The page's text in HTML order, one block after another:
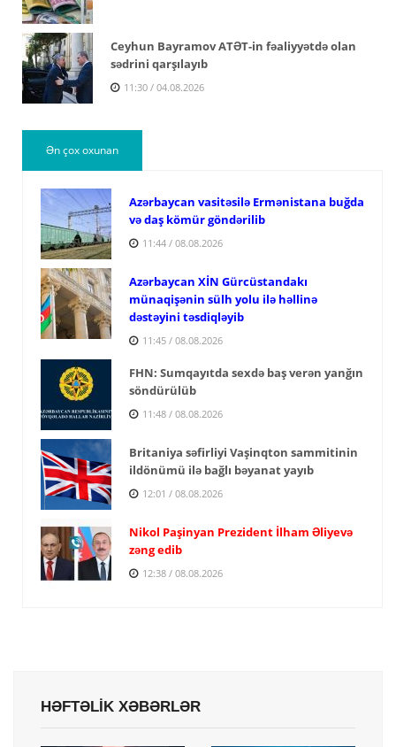
Ceyhun Bayramov ATƏT-in fəaliyyətdə olan
sədrini qarşılayıb
11:30 / 04.08.2026
Ən çox oxunan
Azərbaycan vasitəsilə Ermənistana buğda
və daş kömür göndərilib
11:44 / 08.08.2026
Azərbaycan XİN Gürcüstandakı
münaqişənin sülh yolu ilə həllinə
dəstəyini təsdiqləyib
11:45 / 08.08.2026
FHN: Sumqayıtda sexdə baş verən yanğın
söndürülüb
11:48 / 08.08.2026
Britaniya səfirliyi Vaşinqton sammitinin
ildönümü ilə bağlı bəyanat yayıb
12:01 / 08.08.2026
Nikol Paşinyan Prezident İlham Əliyevə
zəng edib
12:38 / 08.08.2026
HƏFTƏLİK XƏBƏRLƏR